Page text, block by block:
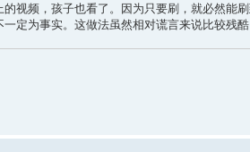
视频，孩子也看了。因为只要刷，就必然能
定为事实。这做法虽然相对谎言来说比较残